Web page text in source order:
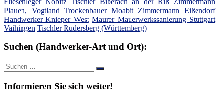
Plauen, Vogtland
Trockenbauer Moabit Zimmermann Eißendorf
Handwerker Knieper West Maurer Mauerwerkssanierung Stuttgart
Vaihingen Tischler Rudersberg (Württemberg)
Suchen (Handwerker-Art und Ort):
Suche
nach:
Suchen
Informieren Sie sich weiter!